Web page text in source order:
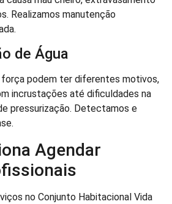
Realizamos manutenção
de Água
força podem ter diferentes motivos,
incrustações até dificuldades na
pressurização. Detectamos e
Agendar
no Conjunto Habitacional Vida